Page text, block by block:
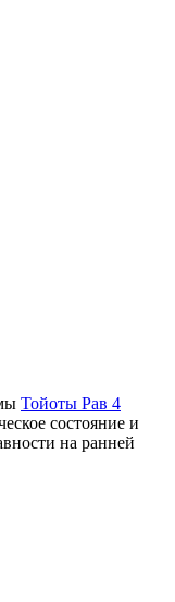
Тойоты Рав 4
состояние и
на ранней